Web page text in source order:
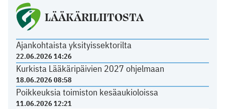
LÄÄKÄRILIITOSTA
Ajankohtaista yksityissektorilta
22.06.2026 14:26
Kurkista Lääkäripäivien 2027 ohjelmaan
18.06.2026 08:58
Poikkeuksia toimiston kesäaukioloissa
11.06.2026 12:21